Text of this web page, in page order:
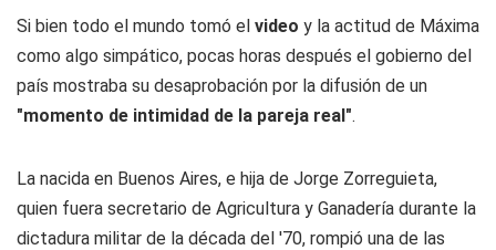
Si bien todo el mundo tomó el video y la actitud de Máxima
como algo simpático, pocas horas después el gobierno del
país mostraba su desaprobación por la difusión de un
"momento de intimidad de la pareja real".
La nacida en Buenos Aires, e hija de Jorge Zorreguieta,
quien fuera secretario de Agricultura y Ganadería durante la
dictadura militar de la década del '70, rompió una de las